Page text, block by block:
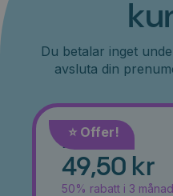
Du betalar inget
avsluta din
⭐️ Offer!
Månad
49,50 kr
50% rabatt i 3